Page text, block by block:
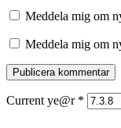
Meddela mig om
Meddela mig om
Current ye@r *